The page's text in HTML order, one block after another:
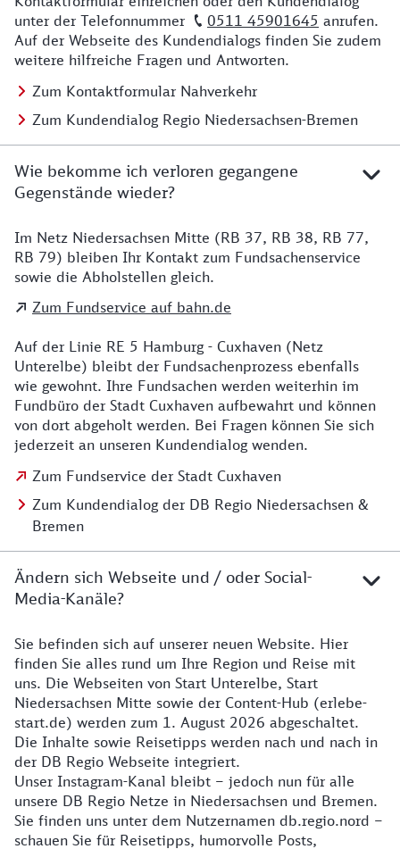
unter der Telefonnummer
0511 45901645 anrufen.
Auf der Webseite des Kundendialogs finden Sie zudem
weitere hilfreiche Fragen und Antworten.
Zum Kontaktformular Nahverkehr
Zum Kundendialog Regio Niedersachsen-Bremen
Wie bekomme ich verloren gegangene
Gegenstände wieder?
Details zu Kontakt
Im Netz Niedersachsen Mitte (RB 37, RB 38, RB 77,
RB 79) bleiben Ihr Kontakt zum Fundsachenservice
sowie die Abholstellen gleich.
Zum Fundservice auf bahn.de
Auf der Linie RE 5 Hamburg - Cuxhaven (Netz
Unterelbe) bleibt der Fundsachenprozess ebenfalls
wie gewohnt. Ihre Fundsachen werden weiterhin im
Fundbüro der Stadt Cuxhaven aufbewahrt und können
von dort abgeholt werden. Bei Fragen können Sie sich
jederzeit an unseren Kundendialog wenden.
Zum Fundservice der Stadt Cuxhaven
Zum Kundendialog der DB Regio Niedersachsen &
Bremen
Ändern sich Webseite und / oder Social-
Media-Kanäle?
Details zur Website
Sie befinden sich auf unserer neuen Website. Hier
finden Sie alles rund um Ihre Region und Reise mit
uns. Die Webseiten von Start Unterelbe, Start
Niedersachsen Mitte sowie der Content-Hub (erlebe-
start.de) werden zum 1. August 2026 abgeschaltet.
Die Inhalte sowie Reisetipps werden nach und nach in
der DB Regio Webseite integriert.
Unser Instagram-Kanal bleibt – jedoch nun für alle
unsere DB Regio Netze in Niedersachsen und Bremen.
Sie finden uns unter dem Nutzernamen db.regio.nord –
schauen Sie für Reisetipps, humorvolle Posts,